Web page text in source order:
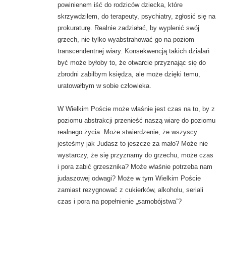
powinienem iść do rodziców dziecka, które
skrzywdziłem, do terapeuty, psychiatry, zgłosić się na
prokuraturę. Realnie zadziałać, by wyplenić swój
grzech, nie tylko wyabstrahować go na poziom
transcendentnej wiary. Konsekwencją takich działań
być może byłoby to, że otwarcie przyznając się do
zbrodni zabiłbym księdza, ale może dzięki temu,
uratowałbym w sobie człowieka.
W Wielkim Poście może właśnie jest czas na to, by z
poziomu abstrakcji przenieść naszą wiarę do poziomu
realnego życia. Może stwierdzenie, że wszyscy
jesteśmy jak Judasz to jeszcze za mało? Może nie
wystarczy, że się przyznamy do grzechu, może czas
i pora zabić grzesznika? Może właśnie potrzeba nam
judaszowej odwagi? Może w tym Wielkim Poście
zamiast rezygnować z cukierków, alkoholu, seriali
czas i pora na popełnienie „samobójstwa”?